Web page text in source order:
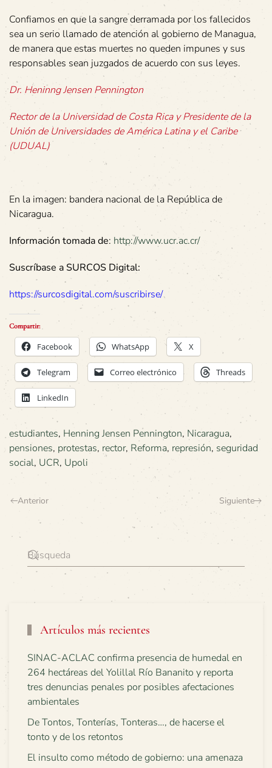
Confiamos en que la sangre derramada por los fallecidos
sea un serio llamado de atención al gobierno de Managua,
de manera que estas muertes no queden impunes y sus
responsables sean juzgados de acuerdo con sus leyes.
Dr. Heninng Jensen Pennington
Rector de la Universidad de Costa Rica y Presidente de la
Unión de Universidades de América Latina y el Caribe
(UDUAL)
En la imagen: bandera nacional de la República de
Nicaragua.
Información tomada de: http://www.ucr.ac.cr/
Suscríbase a SURCOS Digital:
https://surcosdigital.com/suscribirse/
Compartir:
Facebook WhatsApp X
Telegram Correo electrónico Threads
LinkedIn
estudiantes, Henning Jensen Pennington, Nicaragua,
pensiones, protestas, rector, Reforma, represión, seguridad
social, UCR, Upoli
Anterior Siguiente
Artículos más recientes
SINAC-ACLAC confirma presencia de humedal en
264 hectáreas del Yolillal Río Bananito y reporta
tres denuncias penales por posibles afectaciones
ambientales
De Tontos, Tonterías, Tonteras…, de hacerse el
tonto y de los retontos
El insulto como método de gobierno: una amenaza